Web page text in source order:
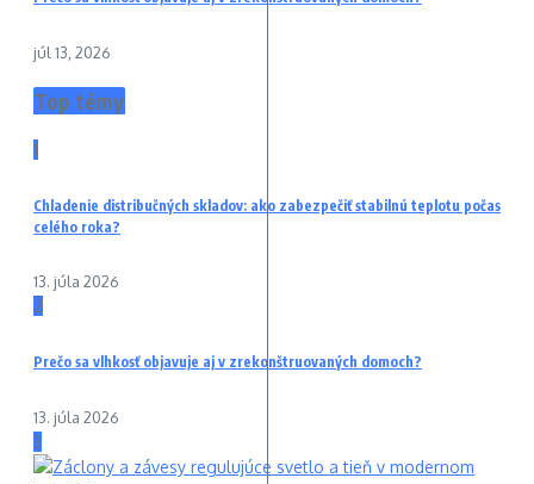
júl 13, 2026
Top témy
1
Chladenie distribučných skladov: ako zabezpečiť stabilnú teplotu počas
celého roka?
13. júla 2026
2
Prečo sa vlhkosť objavuje aj v zrekonštruovaných domoch?
13. júla 2026
3